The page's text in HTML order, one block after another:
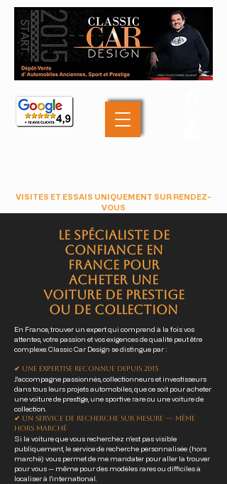
VISITES ET ESSAIS UNIQUEMENT SUR RENDEZ-
VOUS
Le spécialiste de
confiance en
France pour
acheter une
voiture de prestige
ou de collection
En France, trouver un expert qui comprend à la fois vos
attentes, votre passion et vos exigences de qualité peut être
complexe. Classic Car Design se distingue par :
✔ Une expertise reconnue depuis 2015
J'accompagne passionnés, collectionneurs et investisseurs
dans tous leurs projets automobiles, que ce soit pour acheter
une voiture de prestige, une sportive rare ou une voiture de
collection.
✔ Un service de recherche sur mesure — même
hors marché
Si la voiture que vous recherchez n’est pas visible
publiquement, le service de recherche personnalisée (hors
marché) vous permet de me mandater pour aller la trouver
pour vous — même pour des modèles rares ou difficiles à
localiser à l'international.